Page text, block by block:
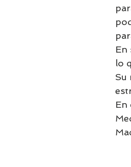
En
lo
Su
En